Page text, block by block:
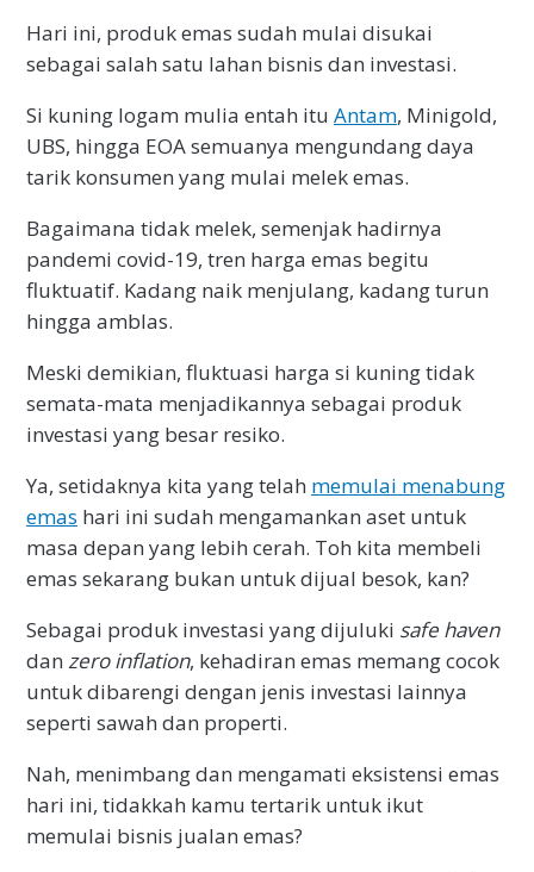
Hari ini, produk emas sudah mulai disukai
sebagai salah satu lahan bisnis dan investasi.
Si kuning logam mulia entah itu Antam, Minigold,
UBS, hingga EOA semuanya mengundang daya
tarik konsumen yang mulai melek emas.
Bagaimana tidak melek, semenjak hadirnya
pandemi covid-19, tren harga emas begitu
fluktuatif. Kadang naik menjulang, kadang turun
hingga amblas.
Meski demikian, fluktuasi harga si kuning tidak
semata-mata menjadikannya sebagai produk
investasi yang besar resiko.
Ya, setidaknya kita yang telah memulai menabung
emas hari ini sudah mengamankan aset untuk
masa depan yang lebih cerah. Toh kita membeli
emas sekarang bukan untuk dijual besok, kan?
Sebagai produk investasi yang dijuluki safe haven
dan zero inflation, kehadiran emas memang cocok
untuk dibarengi dengan jenis investasi lainnya
seperti sawah dan properti.
Nah, menimbang dan mengamati eksistensi emas
hari ini, tidakkah kamu tertarik untuk ikut
memulai bisnis jualan emas?